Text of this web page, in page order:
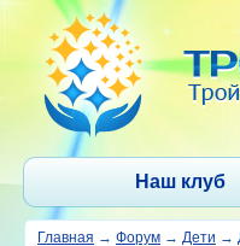
Наш клуб
Главная → Форум → Дети →